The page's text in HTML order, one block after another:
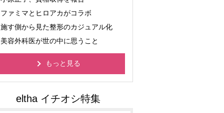
ファミマとヒロアカがコラボ
施す側から見た整形のカジュアル化
美容外科医が世の中に思うこと
もっと見る